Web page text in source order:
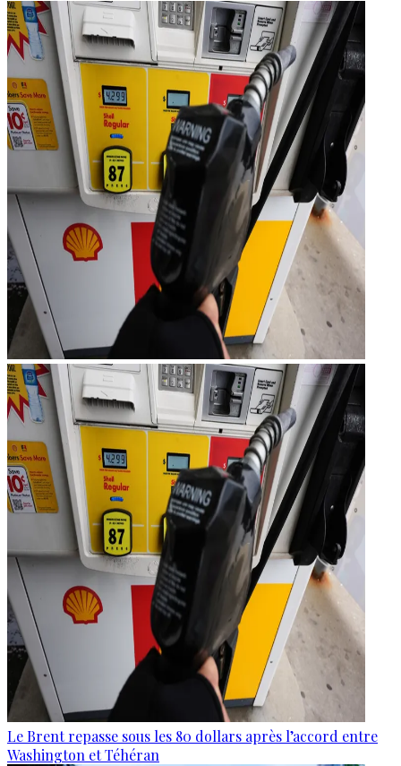
Le Brent repasse sous les 80 dollars après l’accord entre
Washington et Téhéran